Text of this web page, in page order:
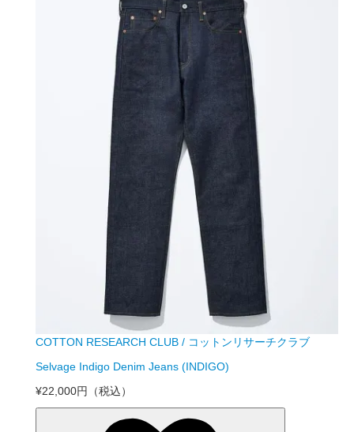
COTTON RESEARCH CLUB / コットンリサーチクラブ
Selvage Indigo Denim Jeans (INDIGO)
¥22,000円
（税込）